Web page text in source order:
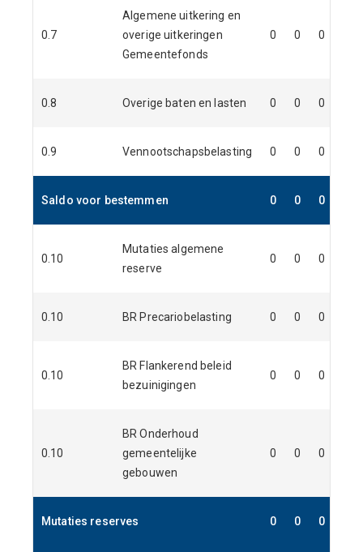
0.7
Algemene uitkering en
overige uitkeringen
Gemeentefonds
0 0 0
0.8 Overige baten en lasten 0 0 0
0.9 Vennootschapsbelasting 0 0 0
Saldo voor bestemmen 0 0 0
0.10
Mutaties algemene
reserve
0 0 0
0.10 BR Precariobelasting 0 0 0
0.10
BR Flankerend beleid
bezuinigingen
0 0 0
0.10
BR Onderhoud
gemeentelijke
gebouwen
0 0 0
Mutaties reserves 0 0 0